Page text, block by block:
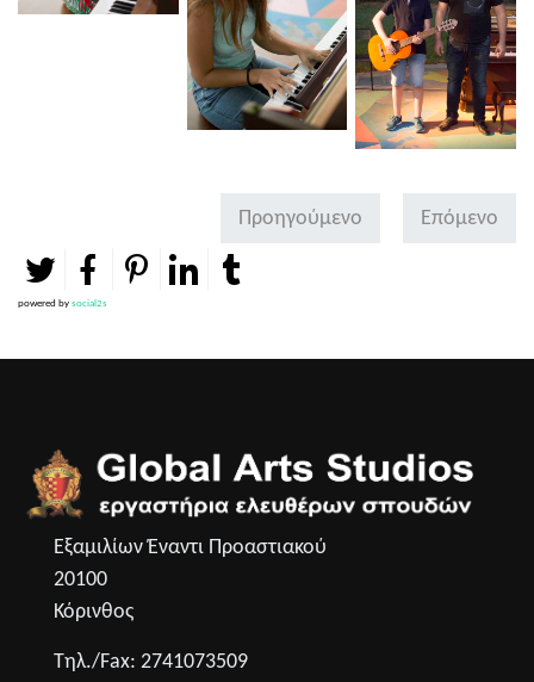
Προηγούμενο Επόμενο
powered by social2s
Εξαμιλίων Έναντι Προαστιακού
20100
Κόρινθος
Τηλ./Fax: 2741073509